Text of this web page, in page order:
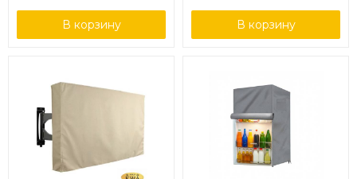
В корзину В корзину